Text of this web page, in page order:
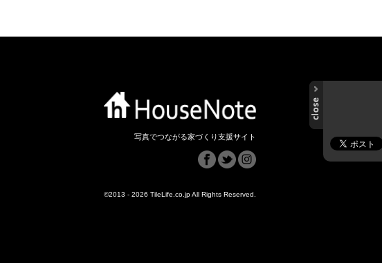
写真でつながる家づくり支援サイト
©2013 - 2026 TileLife.co.jp All Rights Reserved.